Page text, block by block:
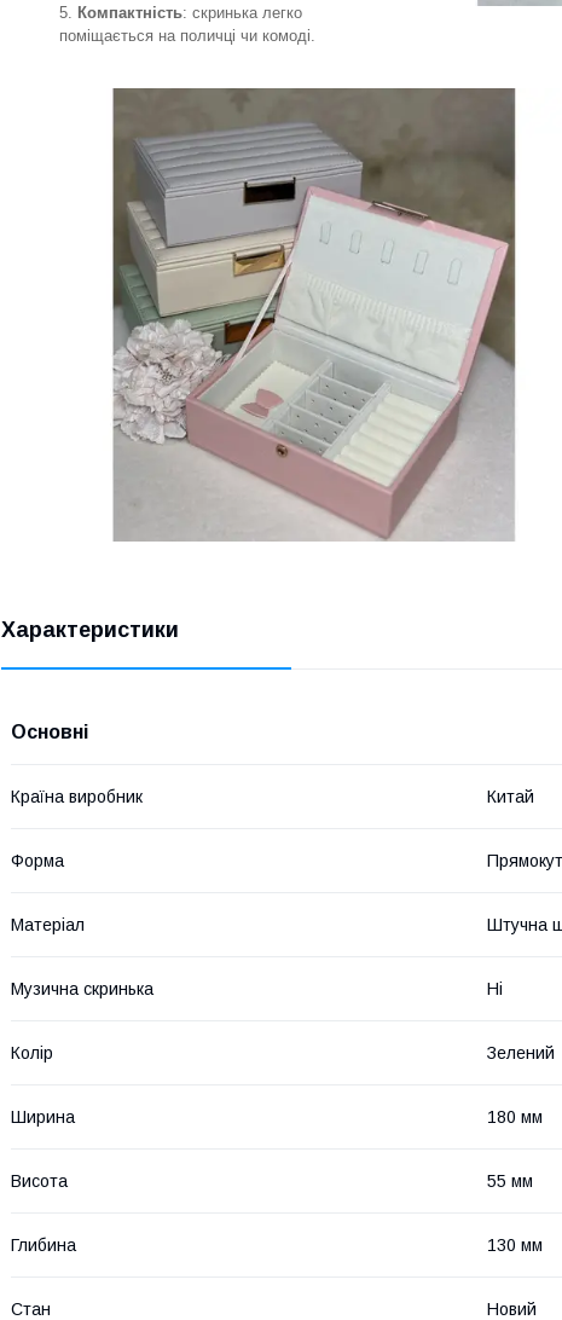
Компактність: скринька легко
поміщається на поличці чи комоді.
Характеристики
Основні
Країна виробник Китай
Форма
Матеріал Штучна
Музична скринька Ні
Колір Зелений
Ширина 180 мм
Висота 55 мм
Глибина 130 мм
Стан Новий